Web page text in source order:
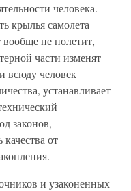
человека.
крылья самолета
вообще не полетит,
части изменят
всюду человек
устанавливает
законов,
от
и узаконенных